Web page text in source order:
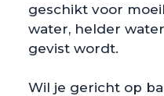
geschikt voor
water, helder
gevist wordt.
Wil je gericht op